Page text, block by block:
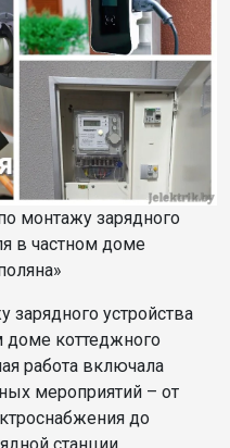
монтажу зарядного
в частном доме
устройства
доме коттеджного
работа включала
мероприятий – от
до
станции.